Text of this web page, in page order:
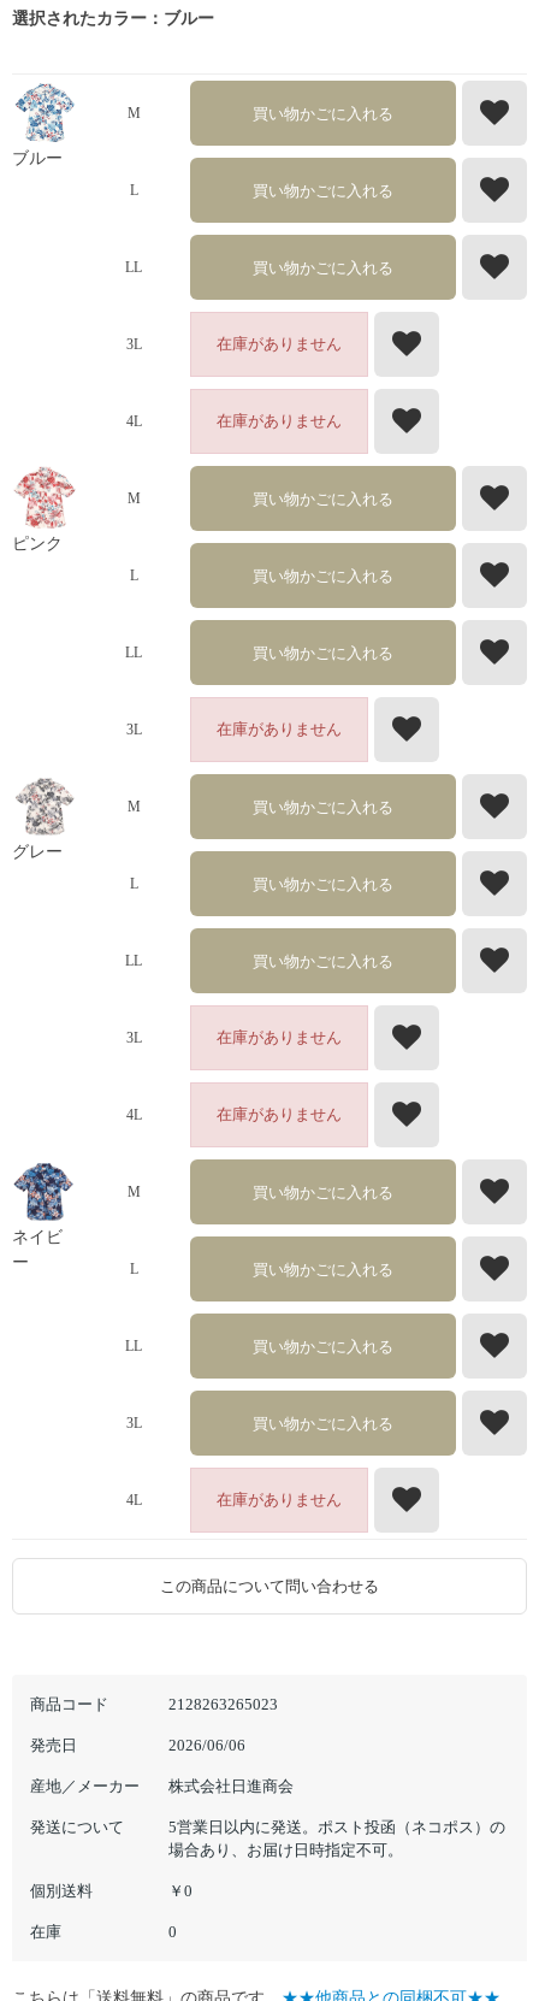
商品コード 2128263265023
発売日 2026/06/06
産地／メーカー 株式会社日進商会
発送について
5営業日以内に発送。ポスト投函（ネコポス）の
場合あり、お届け日時指定不可。
個別送料 ￥0
在庫 0
選択されたカラー：ブルー
ブルー
M 買い物かごに入れる
L 買い物かごに入れる
LL 買い物かごに入れる
3L 在庫がありません
4L 在庫がありません
ピンク
M 買い物かごに入れる
L 買い物かごに入れる
LL 買い物かごに入れる
3L 在庫がありません
グレー
M 買い物かごに入れる
L 買い物かごに入れる
LL 買い物かごに入れる
3L 在庫がありません
4L 在庫がありません
ネイビ
ー
M 買い物かごに入れる
L 買い物かごに入れる
LL 買い物かごに入れる
3L 買い物かごに入れる
4L 在庫がありません
この商品について問い合わせる